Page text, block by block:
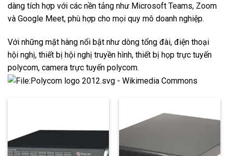
dàng tích hợp với các nền tảng như Microsoft Teams, Zoom
và Google Meet, phù hợp cho mọi quy mô doanh nghiệp.
Với những mặt hàng nổi bật như dòng tổng đài, điện thoại
hội nghị, thiết bị hội nghị truyền hình, thiết bị họp trực tuyến
polycom, camera trực tuyến polycom.